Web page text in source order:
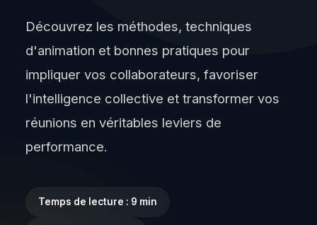
Découvrez les méthodes, techniques
d'animation et bonnes pratiques pour
impliquer vos collaborateurs, favoriser
l'intelligence collective et transformer vos
réunions en véritables leviers de
performance.
Temps de lecture : 9 min